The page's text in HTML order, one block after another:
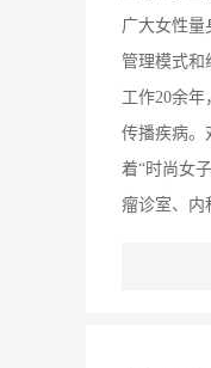
广大女性量
管理模式和
工作20余
传播疾病。
着“时尚女
瘤诊室、内
治疗仪、